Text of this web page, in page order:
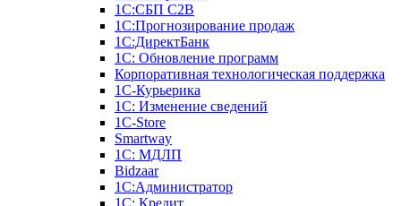
1С:СБП C2B
1С:Прогнозирование продаж
1С:ДиректБанк
1С: Обновление программ
Корпоративная технологическая поддержка
1С-Курьерика
1С: Изменение сведений
1C-Store
Smartway
1С: МДЛП
Bidzaar
1С:Администратор
1С: Кредит